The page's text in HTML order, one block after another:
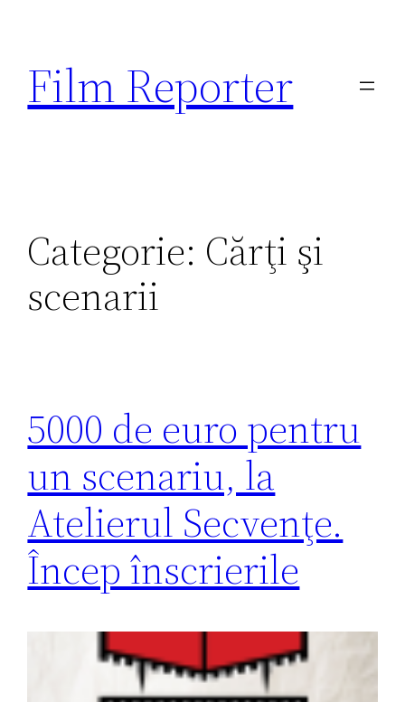
conținut
Film Reporter
Categorie: Cărţi şi
scenarii
5000 de euro pentru
un scenariu, la
Atelierul Secvenţe.
Încep înscrierile